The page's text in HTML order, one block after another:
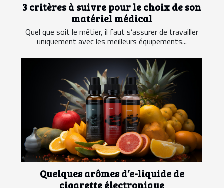
3 critères à suivre pour le choix de son
matériel médical
Quel que soit le métier, il faut s’assurer de travailler
uniquement avec les meilleurs équipements...
Quelques arômes d’e-liquide de
cigarette électronique